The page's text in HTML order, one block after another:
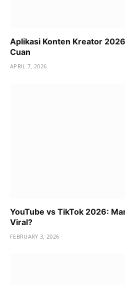
Aplikasi Konten Kreator
Cuan
APRIL 7, 2026
YouTube vs TikTok 2026:
Viral?
FEBRUARY 3, 2026